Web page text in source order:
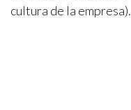
cultura de la empresa).